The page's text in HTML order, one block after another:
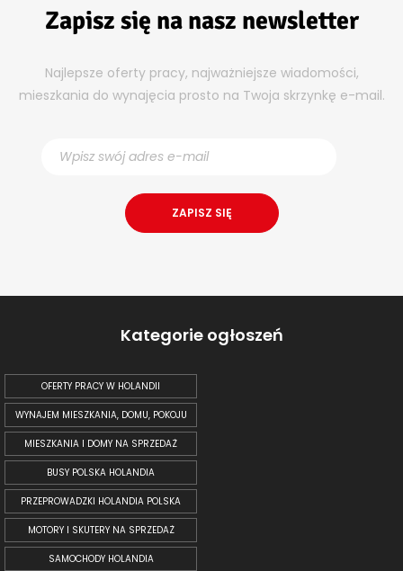
Zapisz się na nasz newsletter
Najlepsze oferty pracy, najważniejsze wiadomości,
mieszkania do wynajęcia prosto na Twoja skrzynkę e-mail.
Kategorie ogłoszeń
OFERTY PRACY W HOLANDII
WYNAJEM MIESZKANIA, DOMU, POKOJU
MIESZKANIA I DOMY NA SPRZEDAŻ
BUSY POLSKA HOLANDIA
PRZEPROWADZKI HOLANDIA POLSKA
MOTORY I SKUTERY NA SPRZEDAŻ
SAMOCHODY HOLANDIA